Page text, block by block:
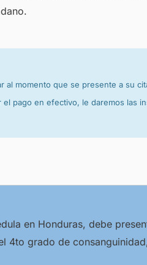
momento que se presente a su
pago en efectivo, le daremos las
en Honduras, debe
4to grado de